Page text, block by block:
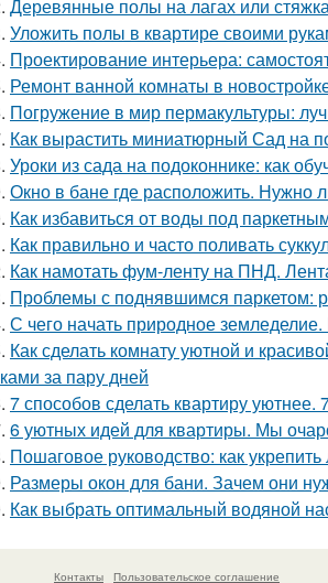
Деревянные полы на лагах или
Уложить полы в квартире своими
Проектирование интерьера:
Ремонт ванной комнаты в
Погружение в мир пермакультуры:
Как вырастить миниатюрный Сад на
Уроки из сада на подоконнике: как
Окно в бане где расположить. Нужно
Как избавиться от воды под
Как правильно и часто поливать
Как намотать фум-ленту на ПНД.
Проблемы с поднявшимся паркетом:
С чего начать природное
Как сделать комнату уютной и
за пару дней
7 способов сделать квартиру
6 уютных идей для квартиры. Мы
Пошаговое руководство: как
Размеры окон для бани. Зачем они
Как выбрать оптимальный водяной
Контакты Пользовательское соглашение